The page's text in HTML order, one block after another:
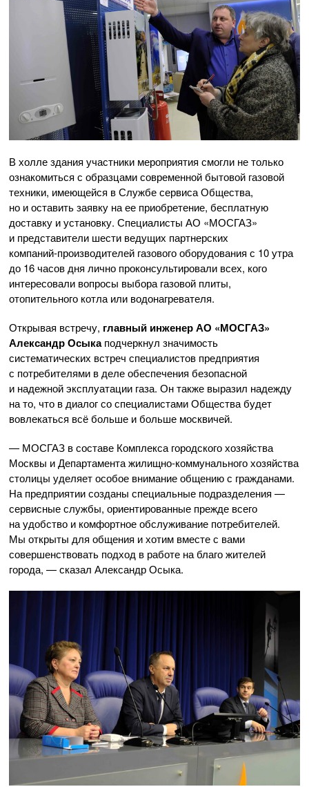
В холле здания участники мероприятия смогли не только
ознакомиться с образцами современной бытовой газовой
техники, имеющейся в Службе сервиса Общества,
но и оставить заявку на ее приобретение, бесплатную
доставку и установку. Специалисты АО «МОСГАЗ»
и представители шести ведущих партнерских
компаний-производителей газового оборудования с 10 утра
до 16 часов дня лично проконсультировали всех, кого
интересовали вопросы выбора газовой плиты,
отопительного котла или водонагревателя.
Открывая встречу, главный инженерАО «МОСГАЗ»
Александр Осыкаподчеркнул значимость
систематических встреч специалистов предприятия
с потребителями в деле обеспечения безопасной
и надежной эксплуатации газа. Он также выразил надежду
на то, что в диалог со специалистами Общества будет
вовлекаться всё больше и больше москвичей.
— МОСГАЗ в составе Комплекса городского хозяйства
Москвы и Департаментажилищно-коммунальногохозяйства
столицы уделяет особое внимание общению с гражданами.
На предприятии созданы специальные подразделения —
сервисные службы, ориентированные прежде всего
на удобство и комфортное обслуживание потребителей.
Мы открыты для общения и хотим вместе с вами
совершенствовать подход в работе на благо жителей
города, — сказал Александр Осыка.